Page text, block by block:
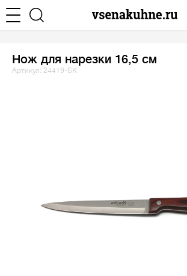
Нож для нарезки 16,5 см
Артикул: 24419-SK